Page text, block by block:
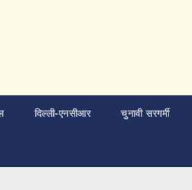
दिल्ली-एनसीआर चुनावी सरगर्मी